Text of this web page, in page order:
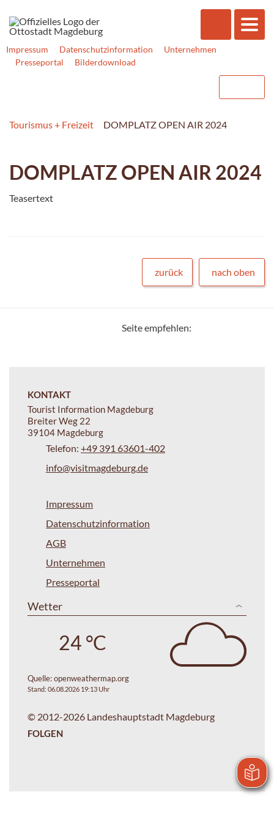
Impressum Datenschutzinformation
Unternehmen
Presseportal
Bilderdownload
Tourismus + Freizeit DOMPLATZ OPEN AIR 2024
DOMPLATZ OPEN AIR 2024
Teasertext
zurück nach oben
Seite empfehlen:
KONTAKT
Tourist Information Magdeburg
Breiter Weg 22
39104 Magdeburg
Telefon: +49 391 63601-402
info@visitmagdeburg.de
Impressum
Datenschutzinformation
AGB
Unternehmen
Presseportal
Wetter
24 °C
Quelle:openweathermap.org
Stand: 06.08.2026 19:13 Uhr
© 2012-2026 Landeshauptstadt Magdeburg
FOLGEN